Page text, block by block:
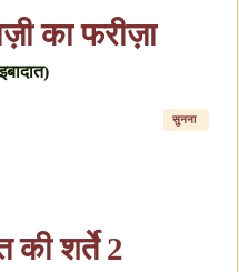
का फरीज़ा
सुनना
की शर्ते 2